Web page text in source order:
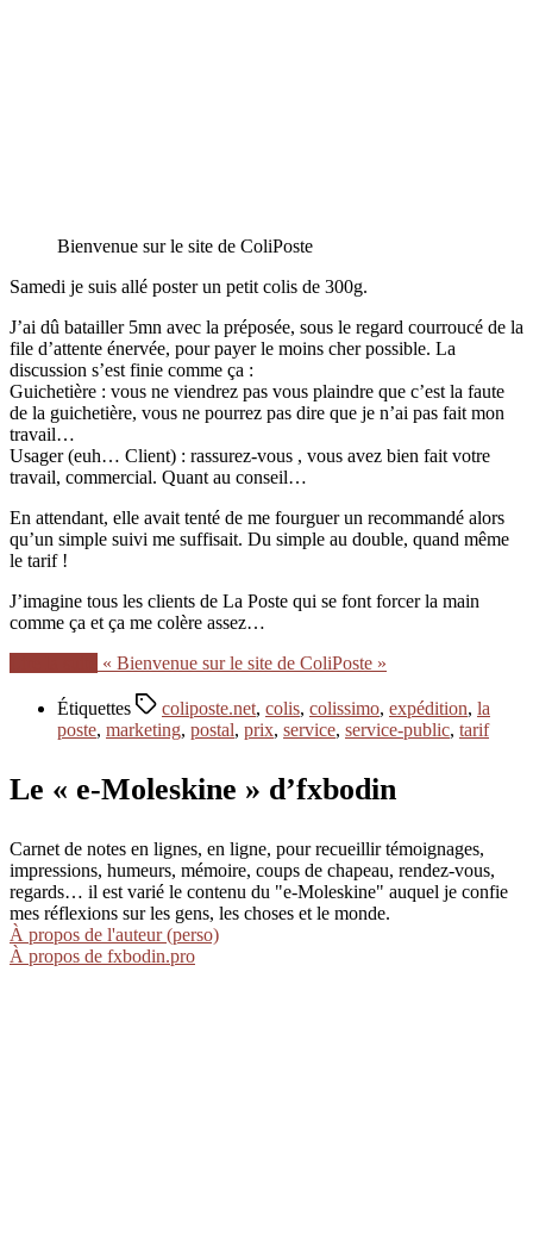
Bienvenue sur le site de ColiPoste
Samedi je suis allé poster un petit colis de 300g.
J’ai dû batailler 5mn avec la préposée, sous le regard courroucé de la
file d’attente énervée, pour payer le moins cher possible. La
discussion s’est finie comme ça :
Guichetière : vous ne viendrez pas vous plaindre que c’est la faute
de la guichetière, vous ne pourrez pas dire que je n’ai pas fait mon
travail…
Usager (euh… Client) : rassurez-vous , vous avez bien fait votre
travail, commercial. Quant au conseil…
En attendant, elle avait tenté de me fourguer un recommandé alors
qu’un simple suivi me suffisait. Du simple au double, quand même
le tarif !
J’imagine tous les clients de La Poste qui se font forcer la main
comme ça et ça me colère assez…
« Bienvenue sur le site de ColiPoste »
Étiquettes coliposte.net, colis, colissimo, expédition, la
poste, marketing, postal, prix, service, service-public, tarif
Le « e-Moleskine » d’fxbodin
Carnet de notes en lignes, en ligne, pour recueillir témoignages,
impressions, humeurs, mémoire, coups de chapeau, rendez-vous,
regards… il est varié le contenu du "e-Moleskine" auquel je confie
mes réflexions sur les gens, les choses et le monde.
À propos de l'auteur (perso)
À propos de fxbodin.pro